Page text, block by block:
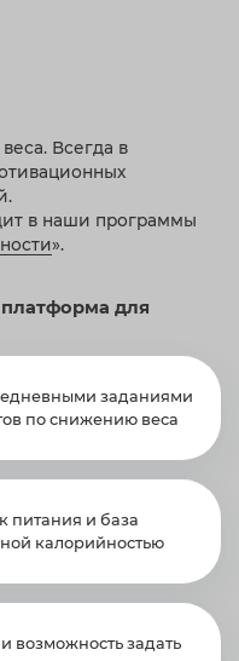
Всегда в
в наши программы
».
для
заданиями
по снижению веса
питания и база
калорийностью
возможность задать